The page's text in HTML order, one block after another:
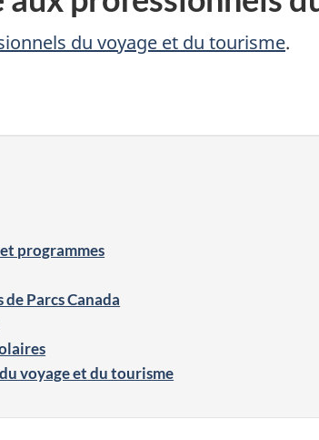
du voyage et du tourisme.
programmes
Parcs Canada
voyage et du tourisme